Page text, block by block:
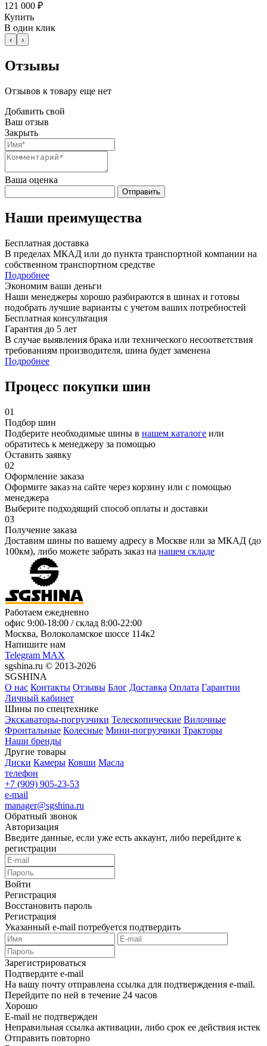
121 000 ₽
Купить
В один клик
‹ ›
Отзывы
Отзывов к товару еще нет
Добавить свой
Ваш отзыв
Закрыть
Ваша оценка
Отправить
Наши преимущества
Бесплатная доставка
В пределах МКАД или до пункта транспортной компании на
собственном транспортном средстве
Подробнее
Экономим ваши деньги
Наши менеджеры хорошо разбираются в шинах и готовы
подобрать лучшие варианты с учетом ваших потребностей
Бесплатная консультация
Гарантия до 5 лет
В случае выявления брака или технического несоответствия
требованиям производителя, шина будет заменена
Подробнее
Процесс покупки шин
01
Подбор шин
Подберите необходимые шины в нашем каталоге или
обратитесь к менеджеру за помощью
Оставить заявку
02
Оформление заказа
Оформите заказ на сайте через корзину или с помощью
менеджера
Выберите подходящий способ оплаты и доставки
03
Получение заказа
Доставим шины по вашему адресу в Москве или за МКАД (до
100км), либо можете забрать заказ на нашем складе
Работаем ежедневно
офис 9:00-18:00 / склад 8:00-22:00
Москва, Волоколамское шоссе 114к2
Напишите нам
Telegram MAX
sgshina.ru © 2013-2026
SGSHINA
О нас Контакты Отзывы Блог Доставка Оплата Гарантии
Личный кабинет
Шины по спецтехнике
Экскаваторы-погрузчики Телескопические Вилочные
Фронтальные Колесные Мини-погрузчики Тракторы
Наши бренды
Другие товары
Диски Камеры Ковши Масла
телефон
+7 (909) 905-23-53
e-mail
manager@sgshina.ru
Обратный звонок
Авторизация
Введите данные, если уже есть аккаунт, либо перейдите к
регистрации
Войти
Регистрация
Восстановить пароль
Регистрация
Указанный e-mail потребуется подтвердить
Зарегистрироваться
Подтвердите e-mail
На вашу почту отправлена ссылка для подтверждения e-mail.
Перейдите по ней в течение 24 часов
Хорошо
E-mail не подтвержден
Неправильная ссылка активации, либо срок ее действия истек
Отправить повторно